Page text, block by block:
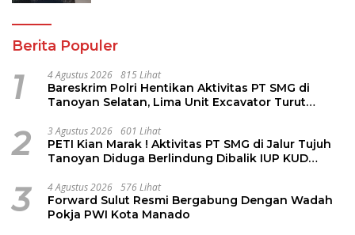
Berita Populer
1 4 Agustus 2026 815 Lihat
Bareskrim Polri Hentikan Aktivitas PT SMG di
Tanoyan Selatan, Lima Unit Excavator Turut
2 3 Agustus 2026 601 Lihat
PETI Kian Marak ! Aktivitas PT SMG di Jalur Tujuh
Tanoyan Diduga Berlindung Dibalik IUP KUD
3 4 Agustus 2026 576 Lihat
Forward Sulut Resmi Bergabung Dengan Wadah
Pokja PWI Kota Manado